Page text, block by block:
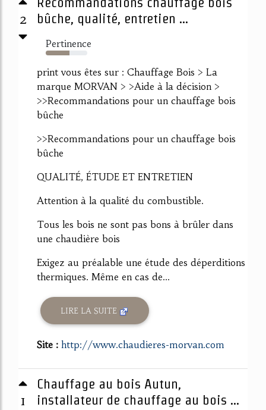
2
bûche, qualité, entretien ...
Pertinence
57%
print vous êtes sur : Chauffage Bois > La
marque MORVAN > >Aide à la décision >
>>Recommandations pour un chauffage bois
bûche
>>Recommandations pour un chauffage bois
bûche
QUALITÉ, ÉTUDE ET ENTRETIEN
Attention à la qualité du combustible.
Tous les bois ne sont pas bons à brûler dans
une chaudière bois
Exigez au préalable une étude des déperditions
thermiques. Même en cas de...
LIRE LA SUITE
Site : http://www.chaudieres-morvan.com
1
Chauffage au bois Autun,
installateur de chauffage au bois ...